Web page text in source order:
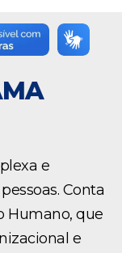
e
Conta
Humano, que
e